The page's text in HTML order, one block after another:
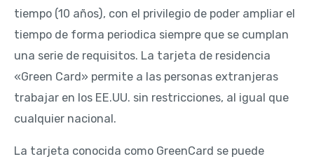
tiempo (10 años), con el privilegio de poder ampliar el
tiempo de forma periodica siempre que se cumplan
una serie de requisitos. La tarjeta de residencia
«Green Card» permite a las personas extranjeras
trabajar en los EE.UU. sin restricciones, al igual que
cualquier nacional.
La tarjeta conocida como GreenCard se puede